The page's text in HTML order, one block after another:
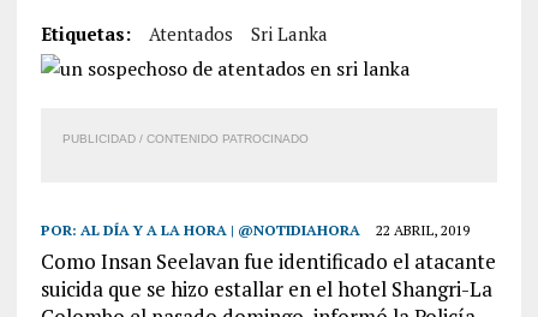
Etiquetas: Atentados Sri Lanka
PUBLICIDAD / CONTENIDO PATROCINADO
POR: AL DÍA Y A LA HORA | @NOTIDIAHORA 22 ABRIL, 2019
Como Insan Seelavan fue identificado el atacante
suicida que se hizo estallar en el hotel Shangri-La